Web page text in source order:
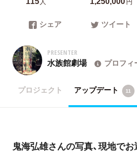
シェア ツイート
PRESENTER
水族館劇場 プロフィ
プロジェクト アップデート 11
鬼海弘雄さんの写真、現地で